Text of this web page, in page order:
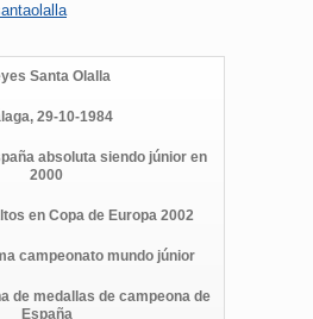
Santa Olalla
29-10-1984
absoluta siendo júnior en
2000
en Copa de Europa 2002
campeonato mundo júnior
de medallas de campeona de
España